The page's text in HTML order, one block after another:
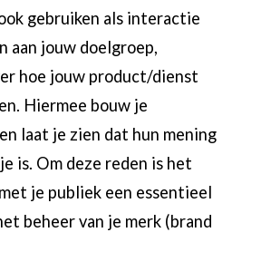
gebruiken als interactie
aan jouw doelgroep,
hoe jouw product/dienst
Hiermee bouw je
laat je zien dat hun mening
is. Om deze reden is het
je publiek een essentieel
beheer van je merk (brand